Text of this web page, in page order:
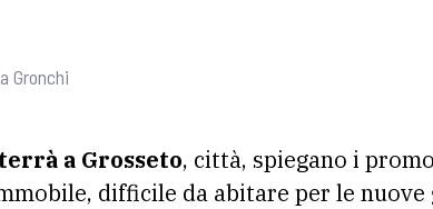
Gronchi
a Grosseto, città, spiegano i
difficile da abitare per le nuove